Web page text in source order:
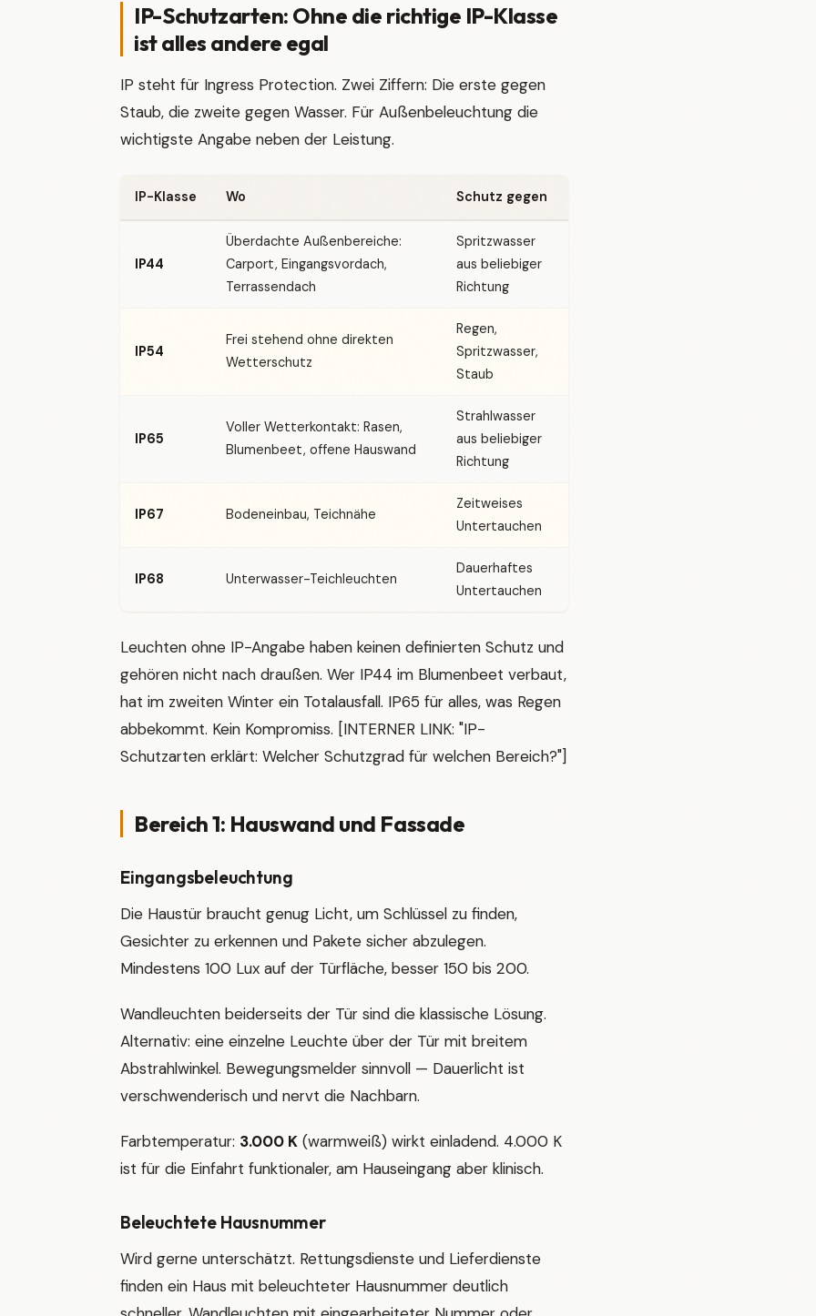
IP-Schutzarten: Ohne die richtige IP-Klasse
ist alles andere egal
IP steht für Ingress Protection. Zwei Ziffern: Die erste gegen
Staub, die zweite gegen Wasser. Für Außenbeleuchtung die
wichtigste Angabe neben der Leistung.
IP-Klasse Wo Schutz gegen
IP44
Überdachte Außenbereiche:
Carport, Eingangsvordach,
Terrassendach
Spritzwasser
aus beliebiger
Richtung
IP54
Frei stehend ohne direkten
Wetterschutz
Regen,
Spritzwasser,
Staub
IP65
Voller Wetterkontakt: Rasen,
Blumenbeet, offene Hauswand
Strahlwasser
aus beliebiger
Richtung
IP67 Bodeneinbau, Teichnähe
Zeitweises
Untertauchen
IP68 Unterwasser-Teichleuchten
Dauerhaftes
Untertauchen
Leuchten ohne IP-Angabe haben keinen definierten Schutz und
gehören nicht nach draußen. Wer IP44 im Blumenbeet verbaut,
hat im zweiten Winter ein Totalausfall. IP65 für alles, was Regen
abbekommt. Kein Kompromiss. [INTERNER LINK: "IP-
Schutzarten erklärt: Welcher Schutzgrad für welchen Bereich?"]
Bereich 1: Hauswand und Fassade
Eingangsbeleuchtung
Die Haustür braucht genug Licht, um Schlüssel zu finden,
Gesichter zu erkennen und Pakete sicher abzulegen.
Mindestens 100 Lux auf der Türfläche, besser 150 bis 200.
Wandleuchten beiderseits der Tür sind die klassische Lösung.
Alternativ: eine einzelne Leuchte über der Tür mit breitem
Abstrahlwinkel. Bewegungsmelder sinnvoll — Dauerlicht ist
verschwenderisch und nervt die Nachbarn.
Farbtemperatur: 3.000 K (warmweiß) wirkt einladend. 4.000 K
ist für die Einfahrt funktionaler, am Hauseingang aber klinisch.
Beleuchtete Hausnummer
Wird gerne unterschätzt. Rettungsdienste und Lieferdienste
finden ein Haus mit beleuchteter Hausnummer deutlich